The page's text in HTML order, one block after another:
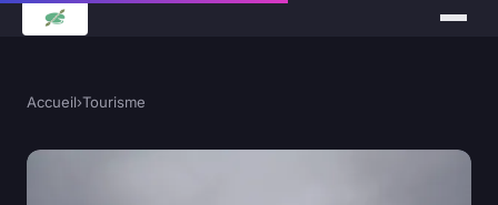
Accueil›Tourisme